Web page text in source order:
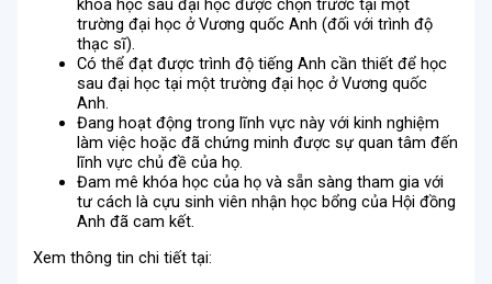
khóa học sau đại học được chọn trước tại một
trường đại học ở Vương quốc Anh (đối với trình độ
thạc sĩ).
Có thể đạt được trình độ tiếng Anh cần thiết để học
sau đại học tại một trường đại học ở Vương quốc
Anh.
Đang hoạt động trong lĩnh vực này với kinh nghiệm
làm việc hoặc đã chứng minh được sự quan tâm đến
lĩnh vực chủ đề của họ.
Đam mê khóa học của họ và sẵn sàng tham gia với
tư cách là cựu sinh viên nhận học bổng của Hội đồng
Anh đã cam kết.
​Xem thông tin chi tiết tại: